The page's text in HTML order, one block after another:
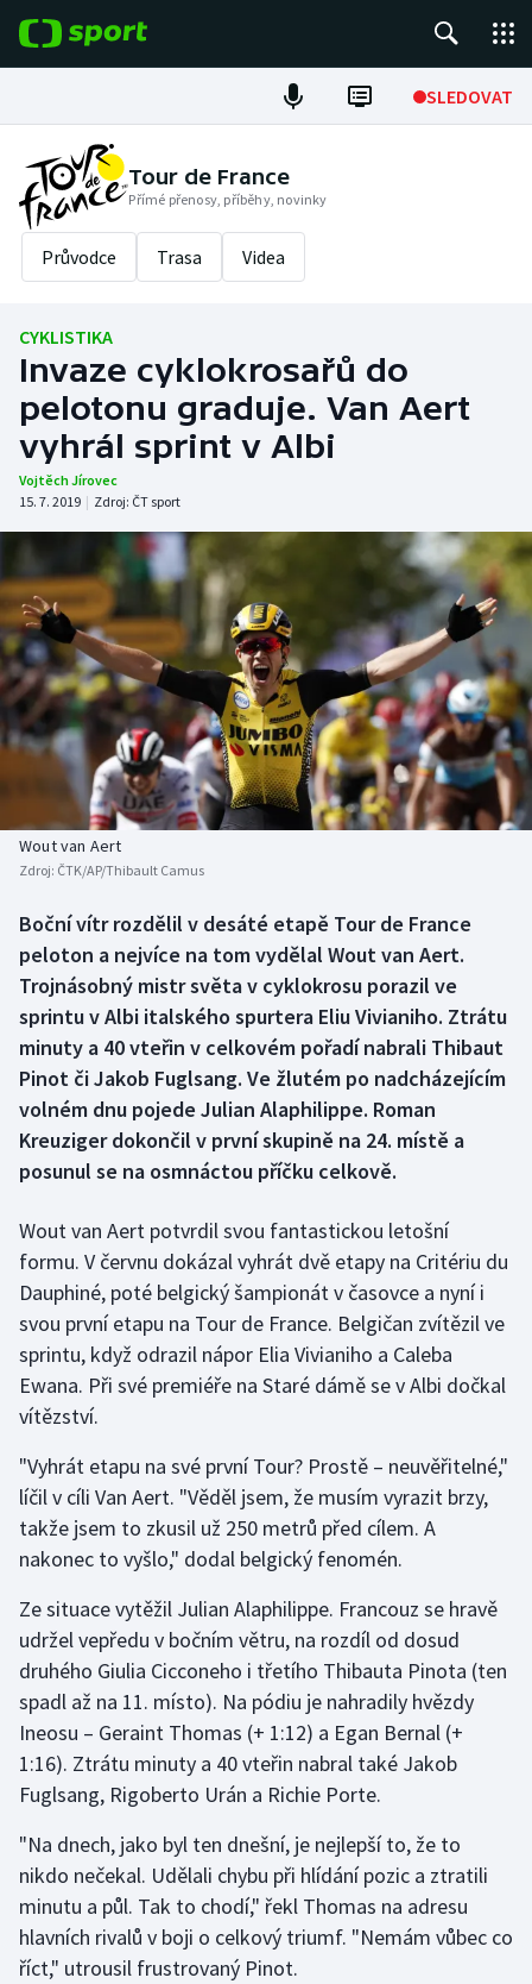
SLEDOVAT
Fotbal
Hokej
Tenis
Cyklistika
DALŠÍ SPORTY
Americký fotbal
Baseball a softbal
Basketbal
Biatlon
Boby a skeleton
Box
Curling
Florbal
Futsal
Golf
Gymnastika
Házená
Jezdectví
Judo
Krasobruslení
Lezení
Lyže a snowboard
Moderní pětiboj
Motorsport
Olympijské hry
Parasport
Plážový volejbal
Ragby
Rychlobruslení
Rychlostní kanoistika
NEPŘEHLÉDNĚTE
Soutěže
Historické návraty
Aplikace ČT sport
AZ kvíz
Tour de France
Přímé přenosy, příběhy, novinky
Průvodce Trasa Videa
CYKLISTIKA
Invaze cyklokrosařů do
pelotonu graduje. Van Aert
vyhrál sprint v Albi
Vojtěch Jírovec
15. 7. 2019 | Zdroj: ČT sport
Wout van Aert
Zdroj: ČTK/AP/Thibault Camus
Boční vítr rozdělil v desáté etapě Tour de France
peloton a nejvíce na tom vydělal Wout van Aert.
Trojnásobný mistr světa v cyklokrosu porazil ve
sprintu v Albi italského spurtera Eliu Vivianiho. Ztrátu
minuty a 40 vteřin v celkovém pořadí nabrali Thibaut
Pinot či Jakob Fuglsang. Ve žlutém po nadcházejícím
volném dnu pojede Julian Alaphilippe. Roman
Kreuziger dokončil v první skupině na 24. místě a
posunul se na osmnáctou příčku celkově.
Wout van Aert potvrdil svou fantastickou letošní
formu. V červnu dokázal vyhrát dvě etapy na Critériu du
Dauphiné, poté belgický šampionát v časovce a nyní i
svou první etapu na Tour de France. Belgičan zvítězil ve
sprintu, když odrazil nápor Elia Vivianiho a Caleba
Ewana. Při své premiéře na Staré dámě se v Albi dočkal
vítězství.
"Vyhrát etapu na své první Tour? Prostě – neuvěřitelné,"
líčil v cíli Van Aert. "Věděl jsem, že musím vyrazit brzy,
takže jsem to zkusil už 250 metrů před cílem. A
nakonec to vyšlo," dodal belgický fenomén.
Ze situace vytěžil Julian Alaphilippe. Francouz se hravě
udržel vepředu v bočním větru, na rozdíl od dosud
druhého Giulia Cicconeho i třetího Thibauta Pinota (ten
spadl až na 11. místo). Na pódiu je nahradily hvězdy
Ineosu – Geraint Thomas (+ 1:12) a Egan Bernal (+
1:16). Ztrátu minuty a 40 vteřin nabral také Jakob
Fuglsang, Rigoberto Urán a Richie Porte.
"Na dnech, jako byl ten dnešní, je nejlepší to, že to
nikdo nečekal. Udělali chybu při hlídání pozic a ztratili
minutu a půl. Tak to chodí," řekl Thomas na adresu
hlavních rivalů v boji o celkový triumf. "Nemám vůbec co
říct," utrousil frustrovaný Pinot.